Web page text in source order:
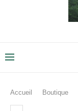
Accueil Boutique